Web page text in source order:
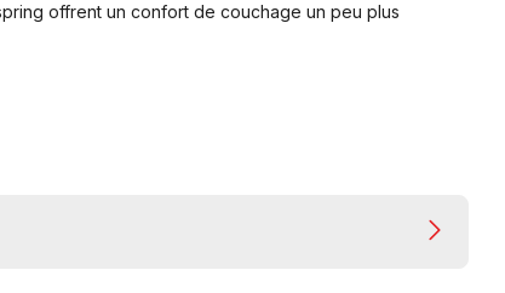
offrent un confort de couchage un peu plus